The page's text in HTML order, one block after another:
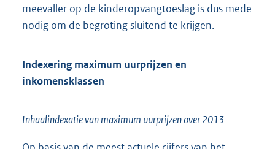
meevaller op de kinderopvangtoeslag is dus mede
nodig om de begroting sluitend te krijgen.
Indexering maximum uurprijzen en
inkomensklassen
Inhaalindexatie van maximum uurprijzen over 2013